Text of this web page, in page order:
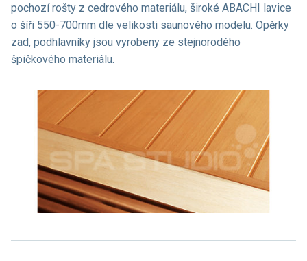
pochozí rošty z cedrového materiálu, široké ABACHI lavice
o šíři 550-700mm dle velikosti saunového modelu. Opěrky
zad, podhlavníky jsou vyrobeny ze stejnorodého
špičkového materiálu.